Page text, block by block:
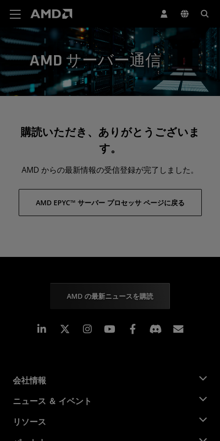
AMD サーバー通信
購読いただき、ありがとうございま
す。
AMD からの最新情報の受信登録が完了しました。
AMD EPYC™ サーバー プロセッサ ページに戻る
AMD の最新ニュースを購読
Linkedin Instagram Facebook
会社情報
AMD について
企業責任
キャリア
ニュース ＆ イベント
ニュースルーム
リソース